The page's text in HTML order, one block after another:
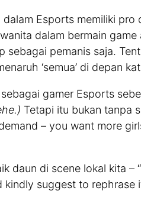
Esports memiliki pro
dalam bermain game
pemanis saja.
‘semua’ di depan kata
gamer Esports
Tetapi itu bukan tanpa
– you want more
daun di scene lokal kita –
suggest to rephrase it